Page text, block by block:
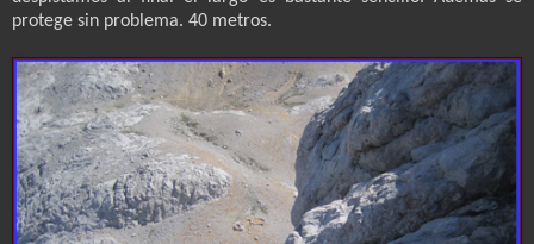
protege sin problema. 40 metros.